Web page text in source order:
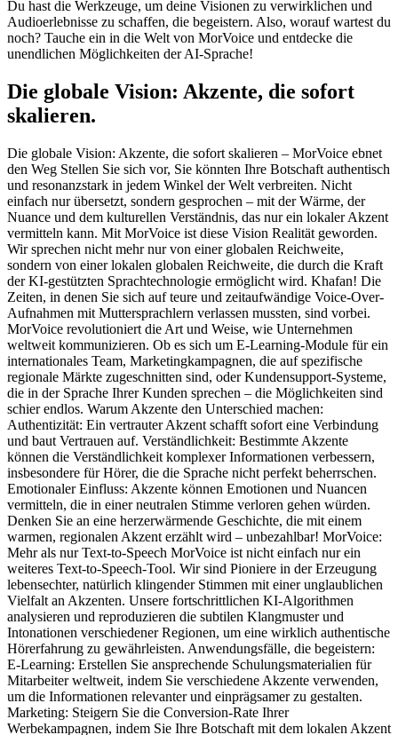
Du hast die Werkzeuge, um deine Visionen zu verwirklichen und
Audioerlebnisse zu schaffen, die begeistern. Also, worauf wartest du
noch? Tauche ein in die Welt von MorVoice und entdecke die
unendlichen Möglichkeiten der AI-Sprache!
Die globale Vision: Akzente, die sofort
skalieren.
Die globale Vision: Akzente, die sofort skalieren – MorVoice ebnet
den Weg Stellen Sie sich vor, Sie könnten Ihre Botschaft authentisch
und resonanzstark in jedem Winkel der Welt verbreiten. Nicht
einfach nur übersetzt, sondern gesprochen – mit der Wärme, der
Nuance und dem kulturellen Verständnis, das nur ein lokaler Akzent
vermitteln kann. Mit MorVoice ist diese Vision Realität geworden.
Wir sprechen nicht mehr nur von einer globalen Reichweite,
sondern von einer lokalen globalen Reichweite, die durch die Kraft
der KI-gestützten Sprachtechnologie ermöglicht wird. Khafan! Die
Zeiten, in denen Sie sich auf teure und zeitaufwändige Voice-Over-
Aufnahmen mit Muttersprachlern verlassen mussten, sind vorbei.
MorVoice revolutioniert die Art und Weise, wie Unternehmen
weltweit kommunizieren. Ob es sich um E-Learning-Module für ein
internationales Team, Marketingkampagnen, die auf spezifische
regionale Märkte zugeschnitten sind, oder Kundensupport-Systeme,
die in der Sprache Ihrer Kunden sprechen – die Möglichkeiten sind
schier endlos. Warum Akzente den Unterschied machen:
Authentizität: Ein vertrauter Akzent schafft sofort eine Verbindung
und baut Vertrauen auf. Verständlichkeit: Bestimmte Akzente
können die Verständlichkeit komplexer Informationen verbessern,
insbesondere für Hörer, die die Sprache nicht perfekt beherrschen.
Emotionaler Einfluss: Akzente können Emotionen und Nuancen
vermitteln, die in einer neutralen Stimme verloren gehen würden.
Denken Sie an eine herzerwärmende Geschichte, die mit einem
warmen, regionalen Akzent erzählt wird – unbezahlbar! MorVoice:
Mehr als nur Text-to-Speech MorVoice ist nicht einfach nur ein
weiteres Text-to-Speech-Tool. Wir sind Pioniere in der Erzeugung
lebensechter, natürlich klingender Stimmen mit einer unglaublichen
Vielfalt an Akzenten. Unsere fortschrittlichen KI-Algorithmen
analysieren und reproduzieren die subtilen Klangmuster und
Intonationen verschiedener Regionen, um eine wirklich authentische
Hörerfahrung zu gewährleisten. Anwendungsfälle, die begeistern:
E-Learning: Erstellen Sie ansprechende Schulungsmaterialien für
Mitarbeiter weltweit, indem Sie verschiedene Akzente verwenden,
um die Informationen relevanter und einprägsamer zu gestalten.
Marketing: Steigern Sie die Conversion-Rate Ihrer
Werbekampagnen, indem Sie Ihre Botschaft mit dem lokalen Akzent